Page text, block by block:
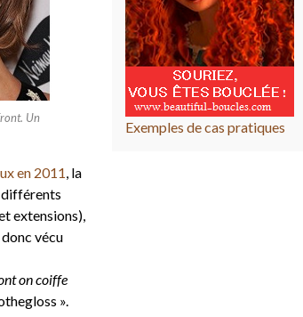
Un
en 2011, la
différents
extensions),
vécu
on coiffe
».
Exemples de cas pratiques